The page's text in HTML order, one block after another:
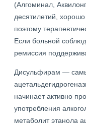
(Алгоминал,
десятилетий,
поэтому
Если больной
ремиссия
Дисульфирам —
начинает активно
употребления
метаболит этанола